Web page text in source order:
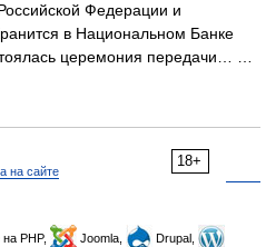
Федерации и
в Национальном Банке
церемония передачи… …
18+
на сайте
на PHP, Joomla,
Drupal,